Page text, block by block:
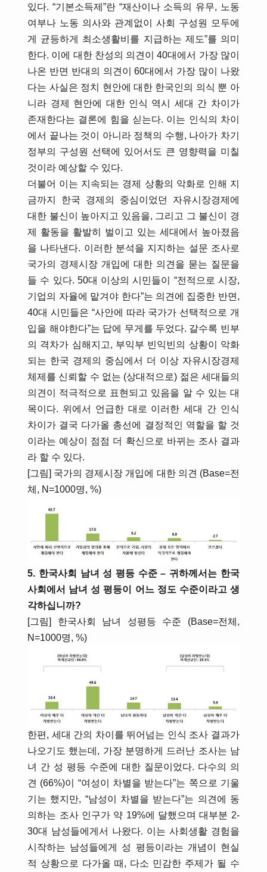
있다. “기본소득제”란 “재산이나 소득의 유무, 노동
여부나 노동 의사와 관계없이 사회 구성원 모두에
게 균등하게 최소생활비를 지급하는 제도”를 의미
한다. 이에 대한 찬성의 의견이 40대에서 가장 많이
나온 반면 반대의 의견이 60대에서 가장 많이 나왔
다는 사실은 정치 현안에 대한 한국인의 의식 뿐 아
니라 경제 현안에 대한 인식 역시 세대 간 차이가
존재한다는 결론에 힘을 싣는다. 이는 인식의 차이
에서 끝나는 것이 아니라 정책의 수행, 나아가 차기
정부의 구성원 선택에 있어서도 큰 영향력을 미칠
것이라 예상할 수 있다.
더불어 이는 지속되는 경제 상황의 악화로 인해 지
금까지 한국 경제의 중심이었던 자유시장경제에
대한 불신이 높아지고 있음을, 그리고 그 불신이 경
제 활동을 활발히 벌이고 있는 세대에서 높아졌음
을 나타낸다. 이러한 분석을 지지하는 설문 조사로
국가의 경제시장 개입에 대한 의견을 묻는 질문을
들 수 있다. 50대 이상의 시민들이 “전적으로 시장,
기업의 자율에 맡겨야 한다”는 의견에 집중한 반면,
40대 시민들은 “사안에 따라 국가가 선택적으로 개
입을 해야한다”는 답에 무게를 두었다. 갈수록 빈부
의 격차가 심해지고, 부익부 빈익빈의 상황이 악화
되는 한국 경제의 중심에서 더 이상 자유시장경제
체제를 신뢰할 수 없는 (상대적으로) 젊은 세대들의
의견이 적극적으로 표현되고 있음을 알 수 있는 대
목이다. 위에서 언급한 대로 이러한 세대 간 인식
차이가 결국 다가올 총선에 결정적인 역할을 할 것
이라는 예상이 점점 더 확신으로 바뀌는 조사 결과
라 할 수 있다.
[그림] 국가의 경제시장 개입에 대한 의견 (Base=전
체, N=1000명, %)
5. 한국사회 남녀 성 평등 수준 – 귀하께서는 한국
사회에서 남녀 성 평등이 어느 정도 수준이라고 생
각하십니까?
[그림] 한국사회 남녀 성평등 수준 (Base=전체,
N=1000명, %)
한편, 세대 간의 차이를 뛰어넘는 인식 조사 결과가
나오기도 했는데, 가장 분명하게 드러난 조사는 남
녀 간 성 평등 수준에 대한 질문이었다. 다수의 의
견 (66%)이 “여성이 차별을 받는다”는 쪽으로 기울
기는 했지만, “남성이 차별을 받는다”는 의견에 동
의하는 조사 인구가 약 19%에 달했으며 대부분 2-
30대 남성들에게서 나왔다. 이는 사회생활 경험을
시작하는 남성들에게 성 평등이라는 개념이 현실
적 상황으로 다가올 때, 다소 민감한 주제가 될 수